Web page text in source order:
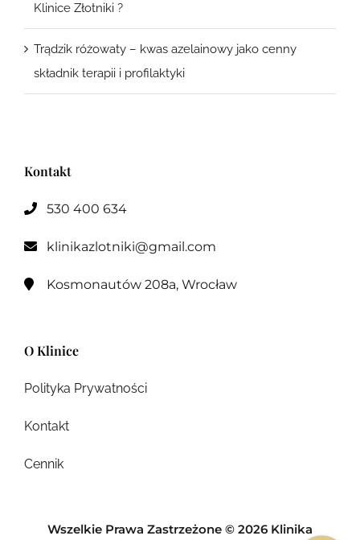
Klinice Złotniki ?
Trądzik różowaty – kwas azelainowy jako cenny
składnik terapii i profilaktyki
Kontakt
 530 400 634
 klinikazlotniki@gmail.com
 Kosmonautów 208a, Wrocław
O Klinice
Polityka Prywatności
Kontakt
Cennik
Wszelkie Prawa Zastrzeżone © 2026 Klinika